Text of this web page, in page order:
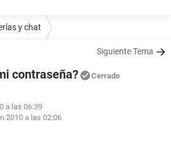
y chat
Siguiente Tema
contraseña? Cerrado
a las 06:39
2010 a las 02:06